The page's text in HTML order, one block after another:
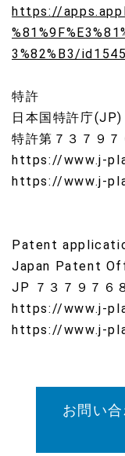
https://
3%82%B3/
特許
日本国特許庁(JP)
特許第７３７９７
https://www.j-
https://www.j-
Patent
Japan Patent
JP ７３７９７６
https://www.j-
https://www.j-
お問い